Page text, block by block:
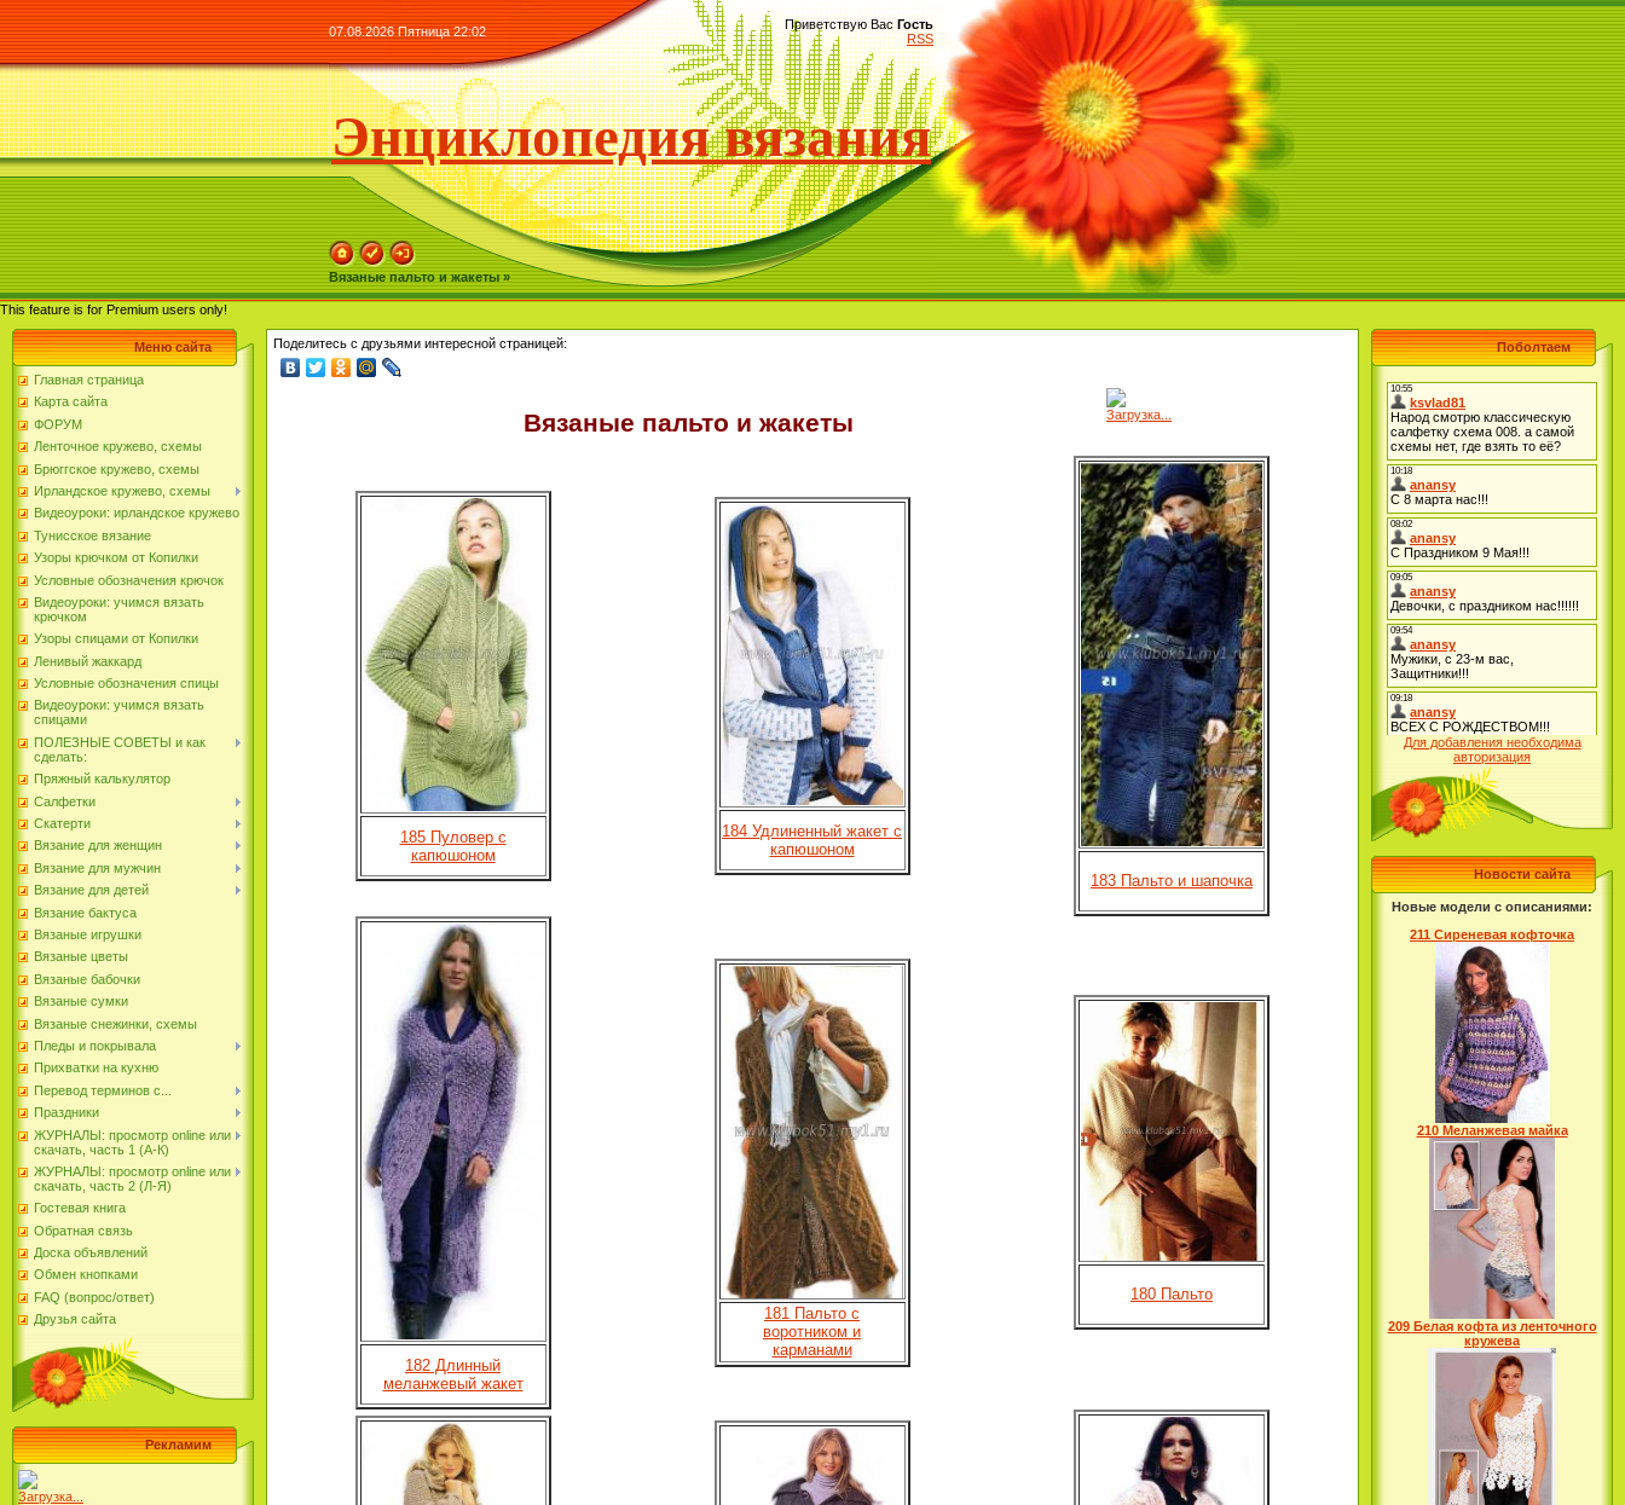
07.08.2026 Пятница 22:02 Приветствую Вас Гость
RSS
Энциклопедия вязания
Вязаные пальто и жакеты »
This feature is for Premium users only!
Меню сайта
Главная страница
Карта сайта
ФОРУМ
Ленточное кружево, схемы
Брюггское кружево, схемы
Ирландское кружево, схемы
Видеоуроки: ирландское кружево
Тунисское вязание
Узоры крючком от Копилки
Условные обозначения крючок
Видеоуроки: учимся вязать
крючком
Узоры спицами от Копилки
Ленивый жаккард
Условные обозначения спицы
Видеоуроки: учимся вязать
спицами
ПОЛЕЗНЫЕ СОВЕТЫ и как
сделать:
Пряжный калькулятор
Салфетки
Скатерти
Вязание для женщин
Вязание для мужчин
Вязание для детей
Вязание бактуса
Вязаные игрушки
Вязаные цветы
Вязаные бабочки
Вязаные сумки
Вязаные снежинки, схемы
Пледы и покрывала
Прихватки на кухню
Перевод терминов с...
Праздники
ЖУРНАЛЫ: просмотр online или
скачать, часть 1 (А-К)
ЖУРНАЛЫ: просмотр online или
скачать, часть 2 (Л-Я)
Гостевая книга
Обратная связь
Доска объявлений
Обмен кнопками
FAQ (вопрос/ответ)
Друзья сайта
Рекламим
Загрузка...
Поделитесь с друзьями интересной страницей:
Загрузка...
Вязаные пальто и жакеты
185 Пуловер с
капюшоном
184 Удлиненный жакет с
капюшоном
183 Пальто и шапочка
182 Длинный
меланжевый жакет
181 Пальто с
воротником и
карманами
180 Пальто
Поболтаем
Для добавления необходима
авторизация
Новости сайта
Новые модели с описаниями:
211 Сиреневая кофточка
210 Меланжевая майка
209 Белая кофта из ленточного
кружева